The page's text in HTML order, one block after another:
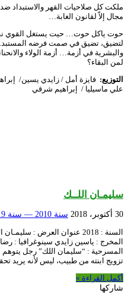
ملكت كل صلاحيات القهر والاستبداد
مجال إلاّ لقانون الغابة…
حوت ياكل حوت… حيت يستغل القوي
لتضيق، تضيق في صمت فرضه
والبشرية في أزمة… أزمة الولاء
لمن البقاء؟
التوزيع: فايزة أمل / زايدي يسين/
علي ماسيليا / إبراهيم شرقي
سليمـان اللــك
30 أكتوبر، 2018 سنة 2010 — سنة 2019
السنة : 2018 عنوان العرض :
المخرج : ياسين زايدي سينوغرافيا
المسرحية : “سليمان اللك” رجل يتوهم
تزويج ابنته من طبيب، ليس لأنه يريد
أكمل القراءة »
شاركها